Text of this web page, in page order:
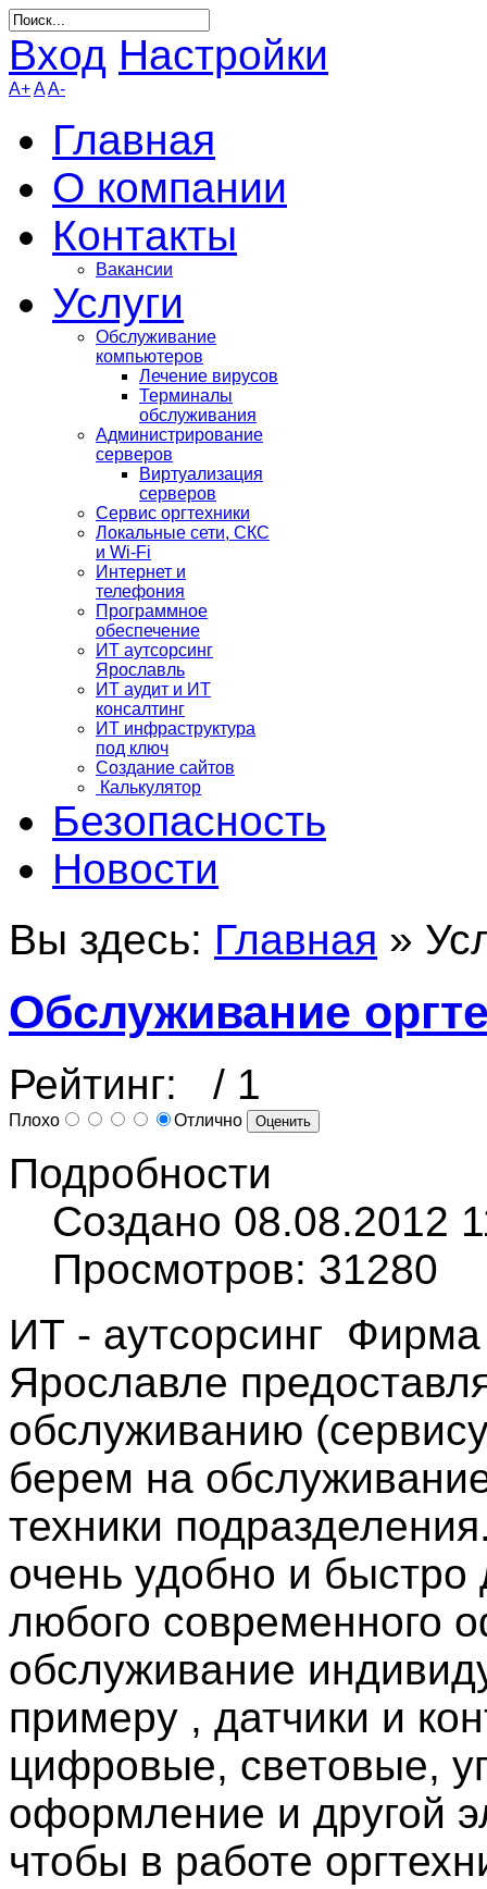
Вход Настройки
A+AA-
Главная
О компании
Контакты
Вакансии
Услуги
Обслуживание
компьютеров
Лечение вирусов
Терминалы
обслуживания
Администрирование
серверов
Виртуализация
серверов
Сервис оргтехники
Локальные сети, СКС
и Wi-Fi
Интернет и
телефония
Программное
обеспечение
ИТ аутсорсинг
Ярославль
ИТ аудит и ИТ
консалтинг
ИТ инфраструктура
под ключ
Создание сайтов
Калькулятор
Безопасность
Новости
Вы здесь: Главная »
Обслуживание
Рейтинг: / 1
Плохо Отлично
Подробности
Создано 08.08.2012
Просмотров: 31280
ИТ - аутсорсинг
Ярославле
обслуживанию
берем на
техники
очень удобно и быстро
любого современного
обслуживание
примеру , датчики и
цифровые, световые,
оформление и другой
чтобы в работе